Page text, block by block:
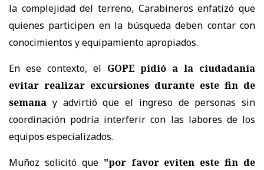
la complejidad del terreno, Carabineros enfatizó que
quienes participen en la búsqueda deben contar con
conocimientos y equipamiento apropiados.
En ese contexto, el GOPE pidió a la ciudadanía
evitar realizar excursiones durante este fin de
semana y advirtió que el ingreso de personas sin
coordinación podría interferir con las labores de los
equipos especializados.
Muñoz solicitó que "por favor eviten este fin de